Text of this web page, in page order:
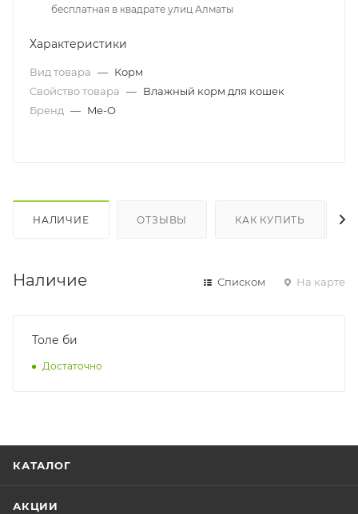
бесплатная в квадрате улиц Алматы
Характеристики
Вид товара — Корм
Свойство товара — Влажный корм для кошек
Бренд — Me-O
НАЛИЧИЕ ОТЗЫВЫ КАК КУПИТЬ
Наличие Списком На карте
Толе би
Достаточно
КАТАЛОГ
АКЦИИ